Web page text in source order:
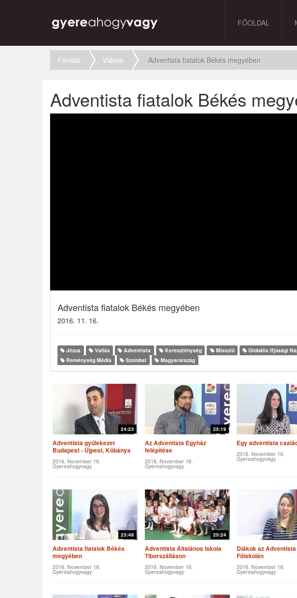
FŐOLDAL
Főoldal Videók Adventista fiatalok Békés megyében
Adventista fiatalok Békés
Adventista fiatalok Békés megyében
2016. 11. 16.
Jézus Vallás Adventista Kereszténység Misszió Globális Ifjúsági
Reménység Média
Szombat Magyarország
24:23
Adventista gyülekezet
Budapest - Újpest, Kőbánya
2016. November 16.
Gyereahogyvagy
25:19
Az Adventista Egyház
felépítése
2016. November 16.
Gyereahogyvagy
Egy adventista
2016. November 16.
Gyereahogyvagy
23:48
Adventista fiatalok Békés
megyében
2016. November 16.
Gyereahogyvagy
25:24
Adventista Általános Iskola
Tiborszálláson
2016. November 16.
Gyereahogyvagy
Diákok az
Főiskolán
2016. November 16.
Gyereahogyvagy